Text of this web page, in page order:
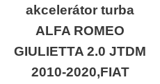
akcelerátor turba
ALFA ROMEO
GIULIETTA 2.0 JTDM
2010-2020,FIAT